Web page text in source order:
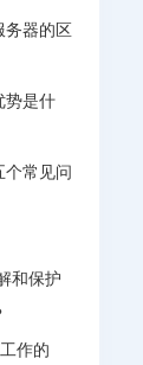
务器的区
势是什
个常见问
和保护
作的